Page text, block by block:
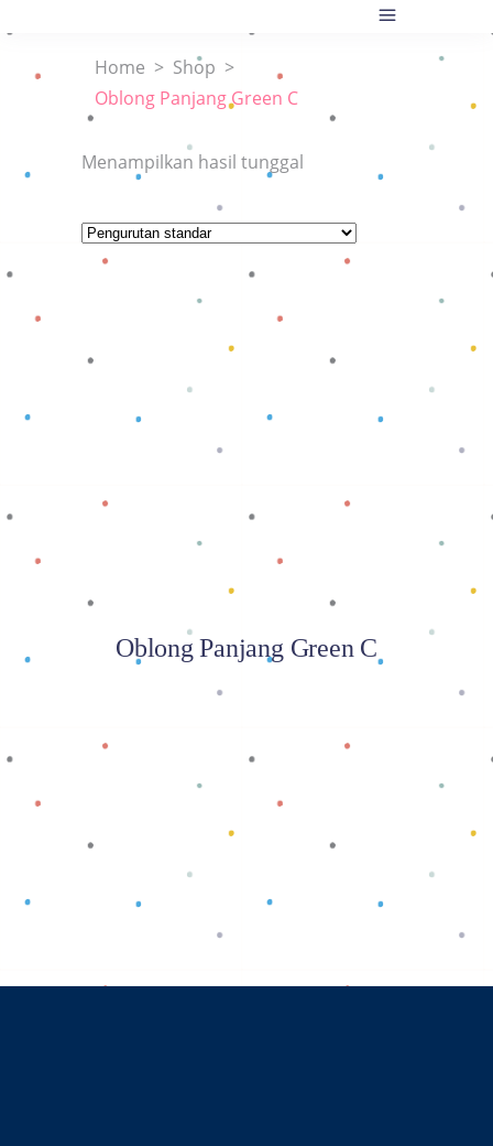
Home > Shop >
Oblong Panjang Green C
Menampilkan hasil tunggal
Baca selengkapnya
Oblong Panjang Green C